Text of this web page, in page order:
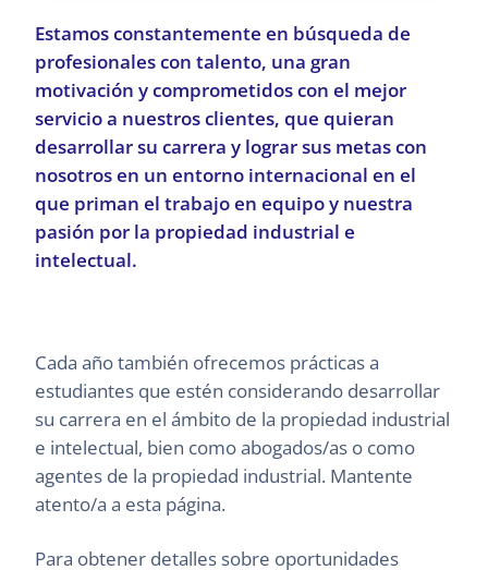
Estamos constantemente en búsqueda de
profesionales con talento, una gran
motivación y comprometidos con el mejor
servicio a nuestros clientes, que quieran
desarrollar su carrera y lograr sus metas con
nosotros en un entorno internacional en el
que priman el trabajo en equipo y nuestra
pasión por la propiedad industrial e
intelectual.
Cada año también ofrecemos prácticas a
estudiantes que estén considerando desarrollar
su carrera en el ámbito de la propiedad industrial
e intelectual, bien como abogados/as o como
agentes de la propiedad industrial. Mantente
atento/a a esta página.
Para obtener detalles sobre oportunidades